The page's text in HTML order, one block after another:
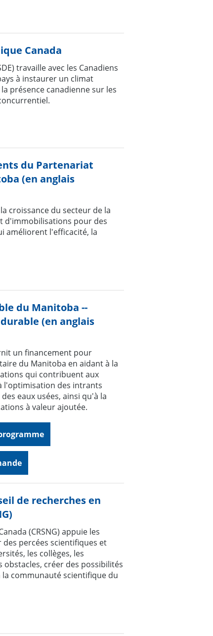
Canada
travaille avec les Canadiens
à instaurer un climat
présence canadienne sur les
du Partenariat
(en anglais
croissance du secteur de la
d'immobilisations pour des
améliorent l'efficacité, la
du Manitoba --
(en anglais
un financement pour
du Manitoba en aidant à la
qui contribuent aux
l'optimisation des intrants
eaux usées, ainsi qu'à la
à valeur ajoutée.
de recherches en
(CRSNG) appuie les
percées scientifiques et
les collèges, les
créer des possibilités
communauté scientifique du